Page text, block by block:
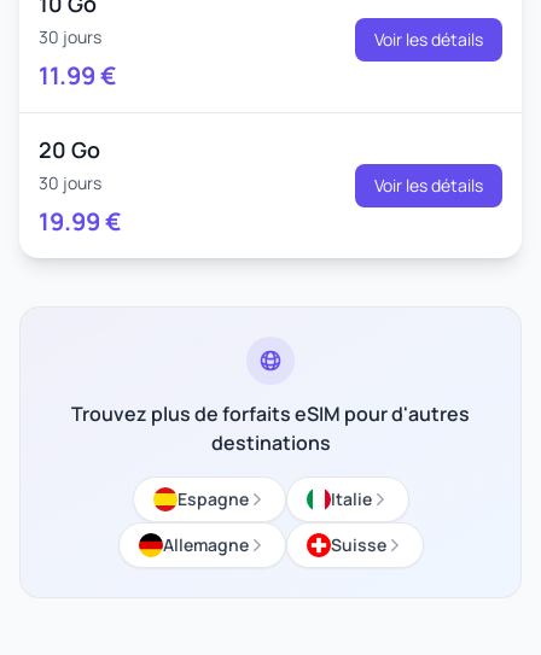
30 jours
11.99€
Voir les détails
20 Go
30 jours
19.99€
Voir les détails
Trouvez plus de forfaits eSIM pour d'autres
destinations
Espagne
Italie
Allemagne
Suisse